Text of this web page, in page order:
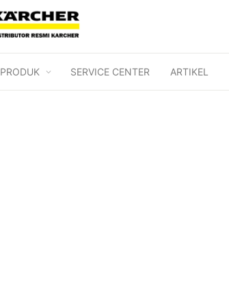
PRODUK SERVICE CENTER ARTIKEL